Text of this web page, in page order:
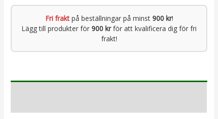
Fri fraktpå beställningar på minst 900 kr!
Lägg till produkter för 900 krför att kvalificera dig för fri
frakt!